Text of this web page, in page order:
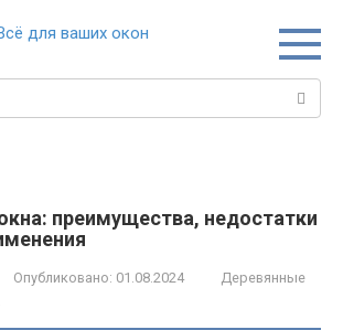
преимущества, недостатки
Опубликовано: 01.08.2024
Деревянные